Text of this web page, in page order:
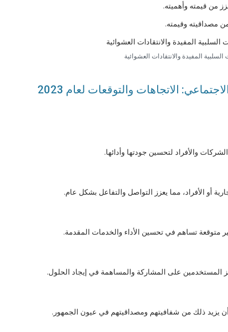
من قيمته وأهميته.
مصداقيته وقيمته.
السلبية المفيدة والانتقادات العشوائية
الاتجاهات والتوقعات لعام 2023
والأفراد لتحسين جودتها وأدائها.
أو الأفراد، مما يعزز التواصل والتفاعل بشكل عام.
متوقعة تساهم في تحسين الأداء والخدمات المقدمة.
المستخدمين على المشاركة والمساهمة في إيجاد الحلول.
أن يزيد ذلك من شفافيتهم ومصداقيتهم في عيون الجمهور.